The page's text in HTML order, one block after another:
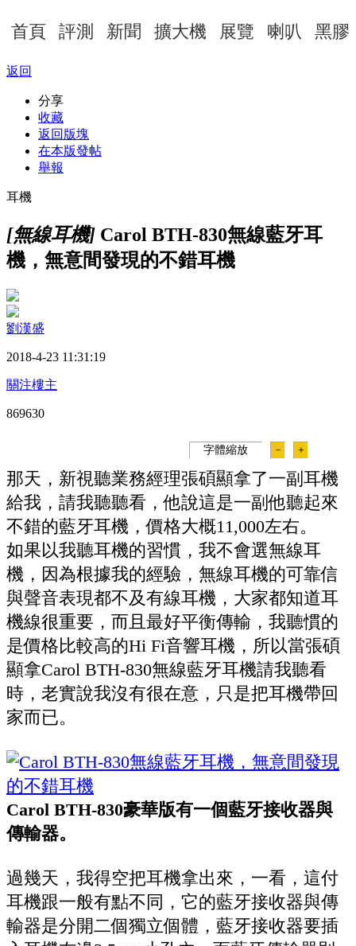
首頁 評測 新聞 擴大機 展覽 喇叭 黑膠
返回
分享
收藏
返回版塊
在本版發帖
舉報
耳機
[無線耳機] Carol BTH-830無線藍牙耳
機，無意間發現的不錯耳機
劉漢盛
2018-4-23 11:31:19
關注樓主
869630
字體縮放 － ＋
那天，新視聽業務經理張碩顯拿了一副耳機
給我，請我聽聽看，他說這是一副他聽起來
不錯的藍牙耳機，價格大概11,000左右。
如果以我聽耳機的習慣，我不會選無線耳
機，因為根據我的經驗，無線耳機的可靠信
與聲音表現都不及有線耳機，大家都知道耳
機線很重要，而且最好平衡傳輸，我聽慣的
是價格比較高的Hi Fi音響耳機，所以當張碩
顯拿Carol BTH-830無線藍牙耳機請我聽看
時，老實說我沒有很在意，只是把耳機帶回
家而已。
Carol BTH-830豪華版有一個藍牙接收器與
傳輸器。
過幾天，我得空把耳機拿出來，一看，這付
耳機跟一般有點不同，它的藍牙接收器與傳
輸器是分開二個獨立個體，藍牙接收器要插